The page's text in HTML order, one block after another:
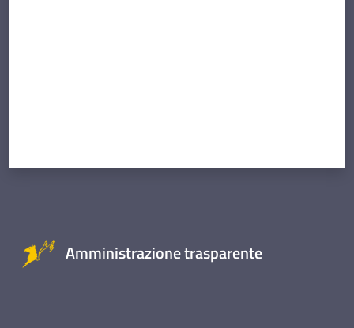
Amministrazione trasparente